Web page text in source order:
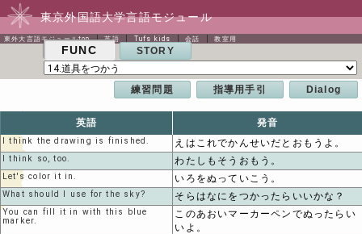
東京外国語大学言語モジュール
東外大言語モジュールtop 英語 Tufs kids 会話 教室用
FUNC STORY
練習問題 指導用手引 Dialog
英語 発音
I think the drawing is finished. えはこれでかんせいだとおもうよ。
I think so, too. わたしもそうおもう。
Let's color it in. いろをぬっていこう。
What should I use for the sky? そらはなにをつかったらいいかな？
You can fill it in with this blue
marker.
このあおいマーカーペンでぬったらい
いよ。